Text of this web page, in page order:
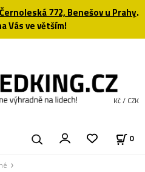
Černoleská 772, Benešov u Prahy.
Vás ve větším!
0
Kč / CZK